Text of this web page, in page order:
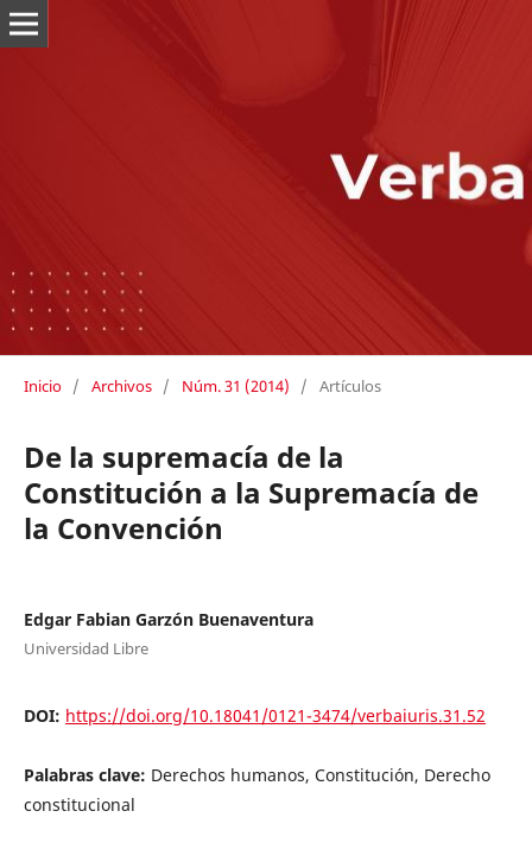
Inicio / Archivos / Núm. 31 (2014) / Artículos
De la supremacía de la
Constitución a la Supremacía de
la Convención
Edgar Fabian Garzón Buenaventura
Universidad Libre
DOI: https://doi.org/10.18041/0121-3474/verbaiuris.31.52
Palabras clave: Derechos humanos, Constitución, Derecho
constitucional